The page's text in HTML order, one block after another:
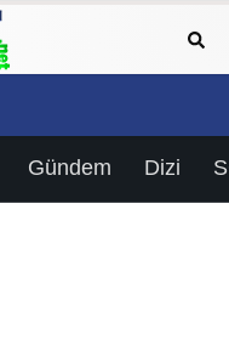
Gündem Dizi